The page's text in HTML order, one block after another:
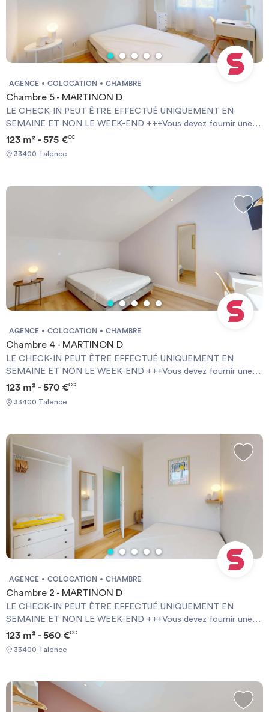
AGENCE COLOCATION CHAMBRE
Chambre 5 - MARTINON D
LE CHECK-IN PEUT ÊTRE EFFECTUÉ UNIQUEMENT EN
SEMAINE ET NON LE WEEK-END +++Vous devez fournir une
Garantie Visale obligatoirement et une assurance habitation+++
[ENG] CHECK-IN CAN ONLY BE DONE ON WEEKDAYS AND
NOT AT WEEKENDS +++You must provide a Visale Guarantee
123 m² - 575 €CC
33400 Talence
AGENCE COLOCATION CHAMBRE
Chambre 4 - MARTINON D
LE CHECK-IN PEUT ÊTRE EFFECTUÉ UNIQUEMENT EN
SEMAINE ET NON LE WEEK-END +++Vous devez fournir une
Garantie Visale obligatoirement et une assurance habitation+++
[ENG] CHECK-IN CAN ONLY BE DONE ON WEEKDAYS AND
NOT AT WEEKENDS +++You must provide a Visale Guarantee
123 m² - 570 €CC
33400 Talence
AGENCE COLOCATION CHAMBRE
Chambre 2 - MARTINON D
LE CHECK-IN PEUT ÊTRE EFFECTUÉ UNIQUEMENT EN
SEMAINE ET NON LE WEEK-END +++Vous devez fournir une
Garantie Visale obligatoirement et une assurance habitation+++
[ENG] CHECK-IN CAN ONLY BE DONE ON WEEKDAYS AND
123 m² - 560 €CC
33400 Talence